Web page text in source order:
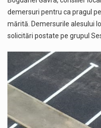
demersuri pentru ca pragul
mărită. Demersurile alesului
solicitări postate pe grupul